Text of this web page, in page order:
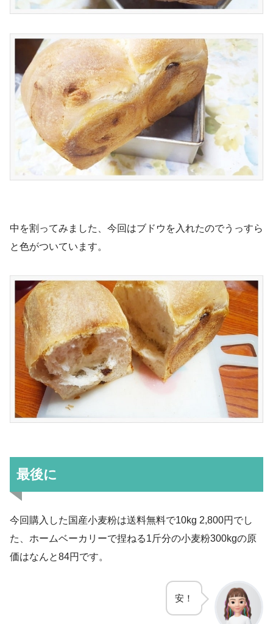
中を割ってみました、今回はブドウを入れたのでうっすら
と色がついています。
最後に
今回購入した国産小麦粉は送料無料で10kg 2,800円でし
た、ホームベーカリーで捏ねる1斤分の小麦粉300kgの原
価はなんと84円です。
安！